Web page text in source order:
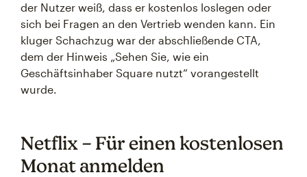
der Nutzer weiß, dass er kostenlos loslegen oder
sich bei Fragen an den Vertrieb wenden kann. Ein
kluger Schachzug war der abschließende CTA,
dem der Hinweis „Sehen Sie, wie ein
Geschäftsinhaber Square nutzt“ vorangestellt
wurde.
Netflix – Für einen kostenlosen
Monat anmelden